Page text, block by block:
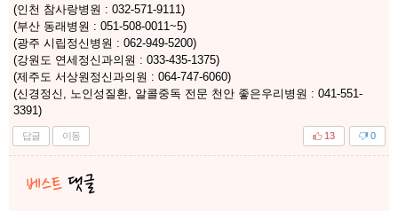
(인천 참사랑병원 : 032-571-9111)
(부산 동래병원 : 051-508-0011~5)
(광주 시립정신병원 : 062-949-5200)
(강원도 연세정신과의원 : 033-435-1375)
(제주도 서상원정신과의원 : 064-747-6060)
(신경정신, 노인성질환, 알콜중독 전문 천안 좋은우리병원 : 041-551-
3391)
답글 이동 0
13